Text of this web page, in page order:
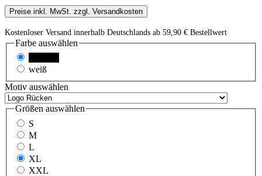
Preise inkl. MwSt. zzgl. Versandkosten
Kostenloser Versand innerhalb Deutschlands ab 59,90 € Bestellwert
Farbe auswählen
weiß
Motiv auswählen
Größen auswählen
S
M
L
XL
XXL